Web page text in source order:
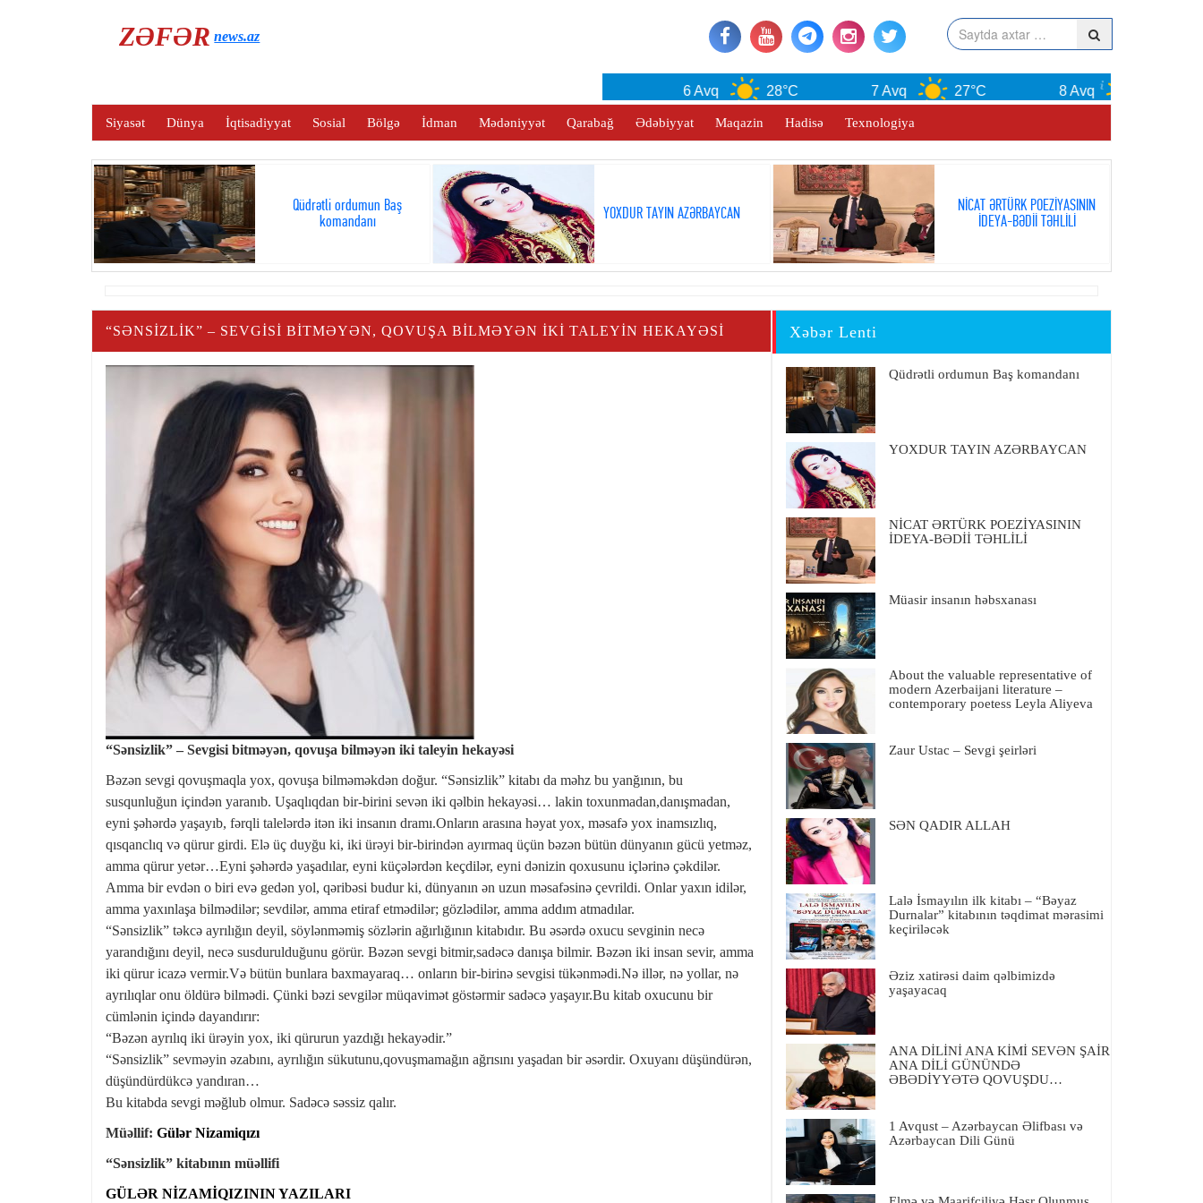
ZƏFƏRnews.az
6 Avq 28°C 7 Avq 27°C 8 Avq
Siyasət Dünya İqtisadiyyat Sosial Bölgə İdman Mədəniyyət Qarabağ Ədəbiyyat Maqazin Hadisə Texnologiya
Qüdrətli ordumun Baş
komandanı
YOXDUR TAYIN AZƏRBAYCAN
NİCAT ƏRTÜRK POEZİYASININ
İDEYA-BƏDİİ TƏHLİLİ
“SƏNSIZLIK” – SEVGISI BITMƏYƏN, QOVUŞA BILMƏYƏN IKI TALEYIN HEKAYƏSI
“Sənsizlik” – Sevgisi bitməyən, qovuşa bilməyən iki taleyin hekayəsi
Bəzən sevgi qovuşmaqla yox, qovuşa bilməməkdən doğur. “Sənsizlik” kitabı da məhz bu yanğının, bu
susqunluğun içindən yaranıb. Uşaqlıqdan bir-birini sevən iki qəlbin hekayəsi… lakin toxunmadan,danışmadan,
eyni şəhərdə yaşayıb, fərqli talelərdə itən iki insanın dramı.Onların arasına həyat yox, məsafə yox inamsızlıq,
qısqanclıq və qürur girdi. Elə üç duyğu ki, iki ürəyi bir-birindən ayırmaq üçün bəzən bütün dünyanın gücü yetməz,
amma qürur yetər…Eyni şəhərdə yaşadılar, eyni küçələrdən keçdilər, eyni dənizin qoxusunu içlərinə çəkdilər.
Amma bir evdən o biri evə gedən yol, qəribəsi budur ki, dünyanın ən uzun məsafəsinə çevrildi. Onlar yaxın idilər,
amma yaxınlaşa bilmədilər; sevdilər, amma etiraf etmədilər; gözlədilər, amma addım atmadılar.
“Sənsizlik” təkcə ayrılığın deyil, söylənməmiş sözlərin ağırlığının kitabıdır. Bu əsərdə oxucu sevginin necə
yarandığını deyil, necə susdurulduğunu görür. Bəzən sevgi bitmir,sadəcə danışa bilmir. Bəzən iki insan sevir, amma
iki qürur icazə vermir.Və bütün bunlara baxmayaraq… onların bir-birinə sevgisi tükənmədi.Nə illər, nə yollar, nə
ayrılıqlar onu öldürə bilmədi. Çünki bəzi sevgilər müqavimət göstərmir sadəcə yaşayır.Bu kitab oxucunu bir
cümlənin içində dayandırır:
“Bəzən ayrılıq iki ürəyin yox, iki qürurun yazdığı hekayədir.”
“Sənsizlik” sevməyin əzabını, ayrılığın sükutunu,qovuşmamağın ağrısını yaşadan bir əsərdir. Oxuyanı düşündürən,
düşündürdükcə yandıran…
Bu kitabda sevgi məğlub olmur. Sadəcə səssiz qalır.
Müəllif: Gülər Nizamiqızı
“Sənsizlik” kitabının müəllifi
GÜLƏR NİZAMİQIZININ YAZILARI
Xəbər Lenti
Qüdrətli ordumun Baş komandanı
YOXDUR TAYIN AZƏRBAYCAN
NİCAT ƏRTÜRK POEZİYASININ
İDEYA-BƏDİİ TƏHLİLİ
Müasir insanın həbsxanası
About the valuable representative of
modern Azerbaijani literature –
contemporary poetess Leyla Aliyeva
Zaur Ustac – Sevgi şeirləri
SƏN QADIR ALLAH
Lalə İsmayılın ilk kitabı – “Bəyaz
Durnalar” kitabının təqdimat mərasimi
keçiriləcək
Əziz xatirəsi daim qəlbimizdə
yaşayacaq
ANA DİLİNİ ANA KİMİ SEVƏN ŞAİR
ANA DİLİ GÜNÜNDƏ
ƏBƏDİYYƏTƏ QOVUŞDU…
1 Avqust – Azərbaycan Əlifbası və
Azərbaycan Dili Günü